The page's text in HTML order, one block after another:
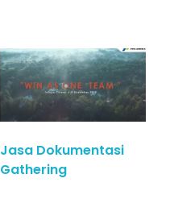
Jasa Dokumentasi
Gathering